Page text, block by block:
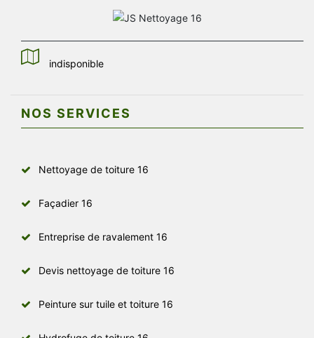
indisponible
NOS SERVICES
Nettoyage de toiture 16
Façadier 16
Entreprise de ravalement 16
Devis nettoyage de toiture 16
Peinture sur tuile et toiture 16